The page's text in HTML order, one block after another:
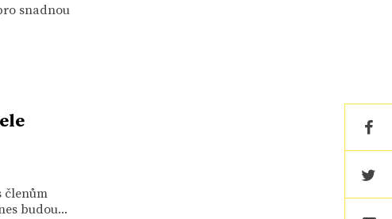
snadnou
členům
budou...